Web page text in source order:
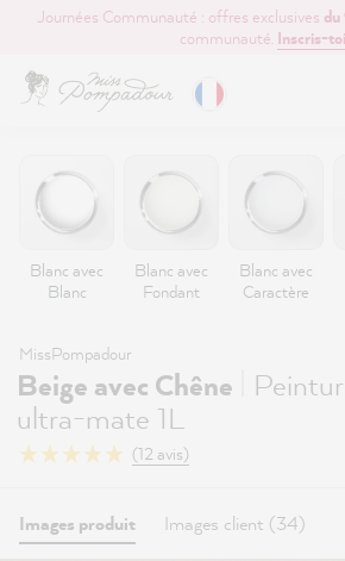
principal
Journées Communauté : offres exclusives du
communauté. Inscris-
Blanc avec
Blanc
Blanc avec
Fondant
Blanc avec
Caractère
MissPompadour
Beige avec Chêne
ultra-mate 1L
(12 avis)
Images produit Images client (34)